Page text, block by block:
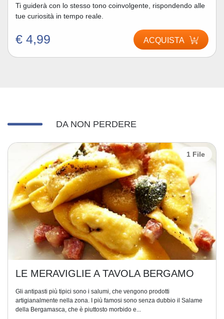
Ti guiderà con lo stesso tono coinvolgente, rispondendo alle
tue curiosità in tempo reale.
€ 4,99 ACQUISTA
DA NON PERDERE
1 File
LE MERAVIGLIE A TAVOLA BERGAMO
Gli antipasti più tipici sono i salumi, che vengono prodotti
artigianalmente nella zona. I più famosi sono senza dubbio il Salame
della Bergamasca, che è piuttosto morbido e...